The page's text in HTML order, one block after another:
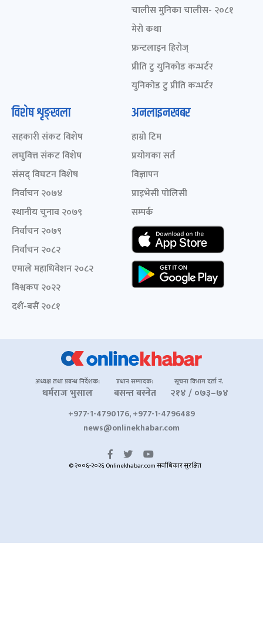
चालीस मुनिका चालीस- २०८१
मेरो कथा
फ्रन्टलाइन हिरोज्
प्रीति टु युनिकोड कन्भर्टर
युनिकोड टु प्रीति कन्भर्टर
विशेष शृङ्खला
सहकारी संकट विशेष
लघुवित्त संकट विशेष
संसद् विघटन विशेष
निर्वाचन २०७४
स्थानीय चुनाव २०७९
निर्वाचन २०७९
निर्वाचन २०८२
एमाले महाधिवेशन २०८२
विश्वकप २०२२
दशैं-बसैं २०८१
अनलाइनखबर
हाम्रो टिम
प्रयोगका सर्त
विज्ञापन
प्राइभेसी पोलिसी
सम्पर्क
अध्यक्ष तथा प्रबन्ध निर्देशक:
धर्मराज भुसाल
प्रधान सम्पादक:
बसन्त बस्नेत
सूचना विभाग दर्ता नं.
२१४ / ०७३–७४
+977-1-4790176, +977-1-4796489
news@onlinekhabar.com
© २००६-२०२६ Onlinekhabar.com सर्वाधिकार सुरक्षित